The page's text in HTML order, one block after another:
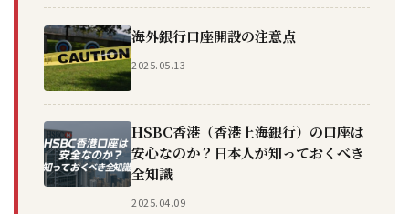
海外銀行口座開設の注意点
2025.05.13
HSBC香港（香港上海銀行）の口座は
安心なのか？日本人が知っておくべき
全知識
2025.04.09